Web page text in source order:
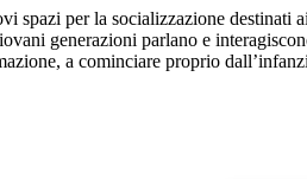
spazi per la socializzazione
generazioni parlano e
a cominciare proprio